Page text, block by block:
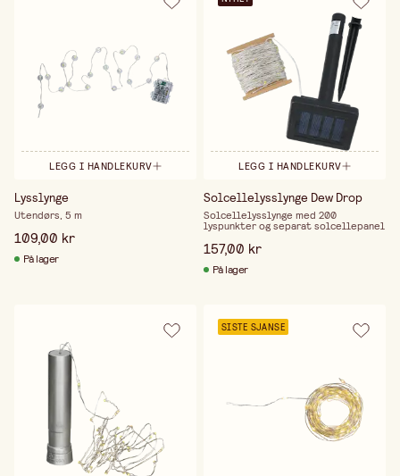
LEGG I HANDLEKURV
Lysslynge
Utendørs, 5 m
109,00 kr
På lager
LEGG I HANDLEKURV
Solcellelysslynge Dew Drop
Solcellelysslynge med 200
lyspunkter og separat solcellepanel
157,00 kr
På lager
SISTE SJANSE